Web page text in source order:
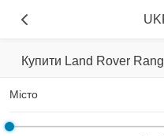
Купити Land Rover
Місто